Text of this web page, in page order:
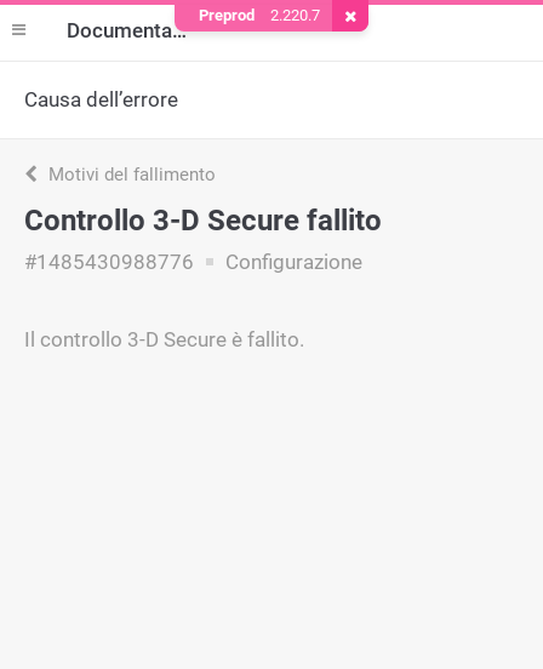
Documentazione
Causa dell’errore
Motivi del fallimento
Controllo 3-D Secure fallito
#1485430988776 Configurazione
Il controllo 3-D Secure è fallito.
Preprod 2.220.7 Rimuovere il cookie